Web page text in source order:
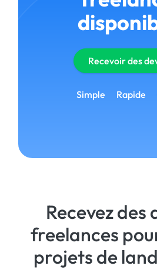
Recevoir des
Simple Rapide
Recevez des
freelances
projets de